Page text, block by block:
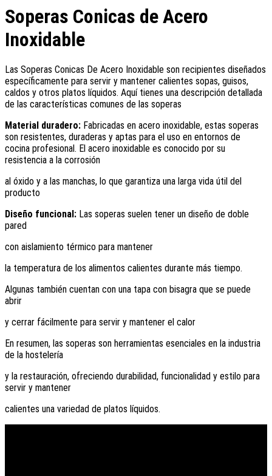
Soperas Conicas de Acero
Inoxidable
Las Soperas Conicas De Acero Inoxidable son recipientes diseñados
específicamente para servir y mantener calientes sopas, guisos,
caldos y otros platos líquidos. Aquí tienes una descripción detallada
de las características comunes de las soperas
Material duradero: Fabricadas en acero inoxidable, estas soperas
son resistentes, duraderas y aptas para el uso en entornos de
cocina profesional. El acero inoxidable es conocido por su
resistencia a la corrosión
al óxido y a las manchas, lo que garantiza una larga vida útil del
producto
Diseño funcional: Las soperas suelen tener un diseño de doble
pared
con aislamiento térmico para mantener
la temperatura de los alimentos calientes durante más tiempo.
Algunas también cuentan con una tapa con bisagra que se puede
abrir
y cerrar fácilmente para servir y mantener el calor
En resumen, las soperas son herramientas esenciales en la industria
de la hostelería
y la restauración, ofreciendo durabilidad, funcionalidad y estilo para
servir y mantener
calientes una variedad de platos líquidos.